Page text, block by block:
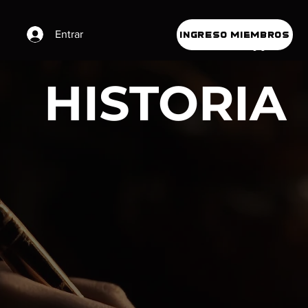
Entrar INGRESO MIEMBROS
HISTORIA